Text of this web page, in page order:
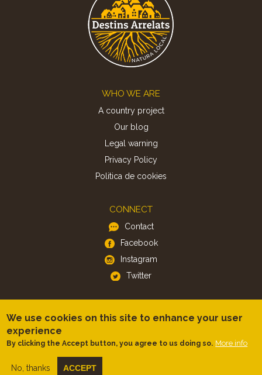
WHO WE ARE
A country project
Our blog
Legal warning
Privacy Policy
Politica de cookies
CONNECT
Contact
Facebook
Instagram
Twitter
Android
We use cookies on this site to enhance your user
experience
By clicking the Accept button, you agree to us doing so. More info
No, thanks ACCEPT